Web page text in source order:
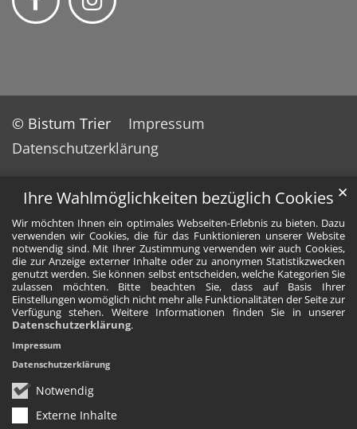
Ihre Wahlmöglichkeiten bezüglich Cookies
Wir möchten Ihnen ein optimales Webseiten-Erlebnis zu bieten. Dazu
verwenden wir Cookies, die für das Funktionieren unserer Website
notwendig sind. Mit Ihrer Zustimmung verwenden wir auch Cookies,
die zur Anzeige externer Inhalte oder zu anonymen Statistikzwecken
genutzt werden. Sie können selbst entscheiden, welche Kategorien Sie
zulassen möchten. Bitte beachten Sie, dass auf Basis Ihrer
Einstellungen womöglich nicht mehr alle Funktionalitäten der Seite zur
Verfügung stehen. Weitere Informationen finden Sie in unserer
Datenschutzerklärung.
Notwendig
Externe Inhalte
✕
Impressum
Datenschutzerklärung
© Bistum Trier
Impressum
Datenschutzerklärung